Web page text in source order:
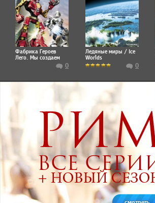
Фабрика Героев
Лего. Мы создаем
0
Ледяные миры / Ice
Worlds
0